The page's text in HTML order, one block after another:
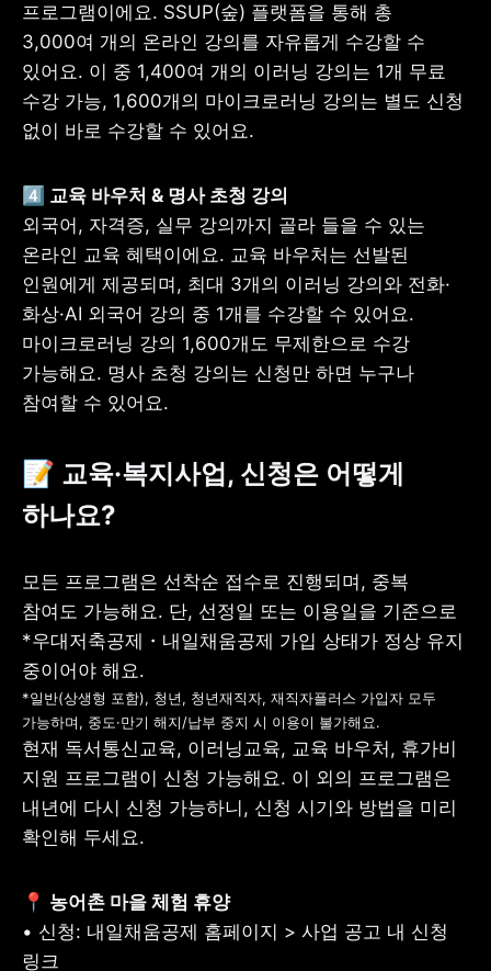
프로그램이에요. SSUP(숲) 플랫폼을 통해 총
3,000여 개의 온라인 강의를 자유롭게 수강할 수
있어요. 이 중 1,400여 개의 이러닝 강의는 1개 무료
수강 가능, 1,600개의 마이크로러닝 강의는 별도 신청
없이 바로 수강할 수 있어요.
외국어, 자격증, 실무 강의까지 골라 들을 수 있는
온라인 교육 혜택이에요. 교육 바우처는 선발된
인원에게 제공되며, 최대 3개의 이러닝 강의와 전화·
화상·AI 외국어 강의 중 1개를 수강할 수 있어요.
마이크로러닝 강의 1,600개도 무제한으로 수강
가능해요. 명사 초청 강의는 신청만 하면 누구나
참여할 수 있어요.
📝 교육·복지사업, 신청은 어떻게
하나요?
모든 프로그램은 선착순 접수로 진행되며, 중복
참여도 가능해요. 단, 선정일 또는 이용일을 기준으로
*우대저축공제・내일채움공제 가입 상태가 정상 유지
*일반(상생형 포함), 청년, 청년재직자, 재직자플러스 가입자 모두
현재 독서통신교육, 이러닝교육, 교육 바우처, 휴가비
지원 프로그램이 신청 가능해요. 이 외의 프로그램은
내년에 다시 신청 가능하니, 신청 시기와 방법을 미리
확인해 두세요.
• 신청: 내일채움공제 홈페이지 > 사업 공고 내 신청
링크